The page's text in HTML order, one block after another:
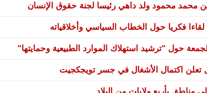
محمد محمود ولد داهي رئيسا لجنة حقوق الإنسان
فكريا حول الخطاب السياسي وأخلاقياته
حول "ترشيد استهلاك الموارد الطبيعية وحمايتها"
تعلن اكتمال الأشغال في جسر تويجكجيت
بأربع ولايات من البلاد